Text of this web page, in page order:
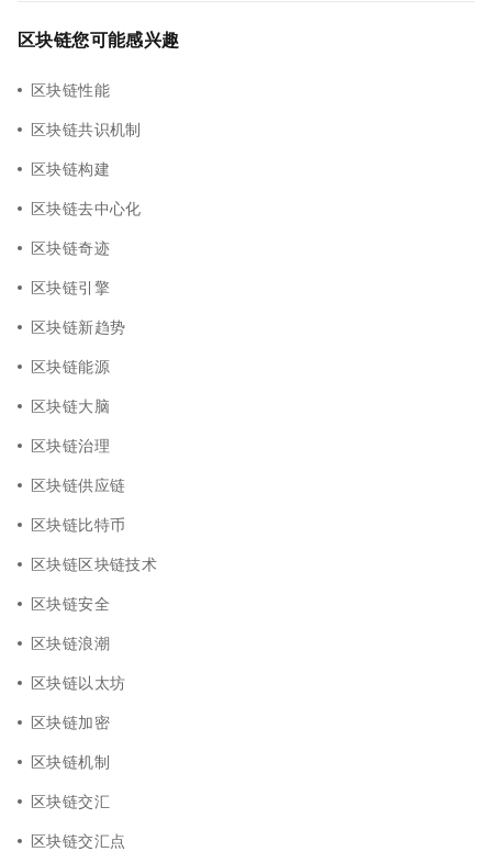
区块链您可能感兴趣
区块链性能
区块链共识机制
区块链构建
区块链去中心化
区块链奇迹
区块链引擎
区块链新趋势
区块链能源
区块链大脑
区块链治理
区块链供应链
区块链比特币
区块链区块链技术
区块链安全
区块链浪潮
区块链以太坊
区块链加密
区块链机制
区块链交汇
区块链交汇点